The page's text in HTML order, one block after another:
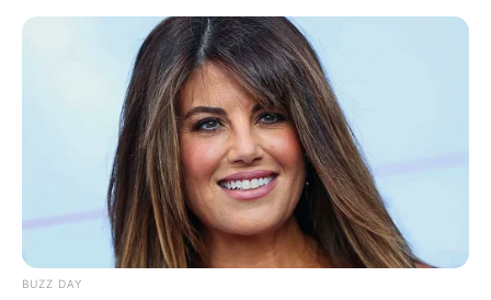
BUZZ DAY